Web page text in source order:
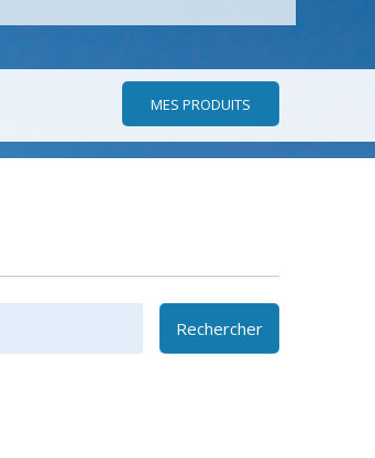
MES PRODUITS
Rechercher